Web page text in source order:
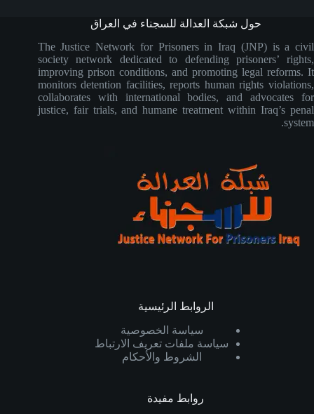
حول شبكة العدالة للسجناء في العراق
The Justice Network for Prisoners in Iraq (JNP) is a civil
society network dedicated to defending prisoners’ rights,
improving prison conditions, and promoting legal reforms. It
monitors detention facilities, reports human rights violations,
collaborates with international bodies, and advocates for
justice, fair trials, and humane treatment within Iraq’s penal
system.
الروابط الرئيسية
سياسة الخصوصية
سياسة ملفات تعريف الارتباط
الشروط والأحكام
روابط مفيدة